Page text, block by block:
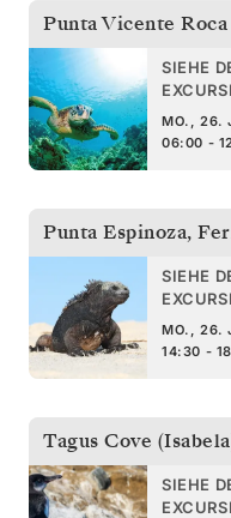
Punta Vicente
SIEHE
MO., 26.
06:00 -
Punta Espinoza,
SIEHE
MO., 26.
14:30 -
Tagus Cove
SIEHE